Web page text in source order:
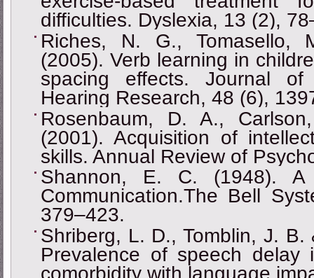
difficulties. Dyslexia, 13 (2),
Riches, N. G., Tomasello,
(2005). Verb learning in
spacing effects. Journal
Hearing Research, 48 (6),
Rosenbaum, D. A.,
(2001). Acquisition of
skills. Annual Review of
Shannon, E. C. (1948). A
Communication.The Bell
379–423.
Shriberg, L. D., Tomblin, J.
Prevalence of speech delay
comorbidity with language